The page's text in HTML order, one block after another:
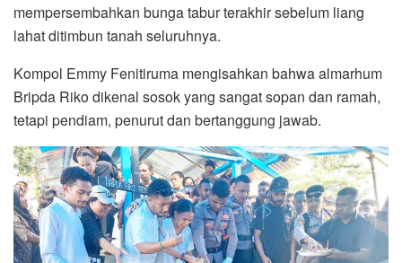
mempersembahkan bunga tabur terakhir sebelum liang
lahat ditimbun tanah seluruhnya.
Kompol Emmy Fenitiruma mengisahkan bahwa almarhum
Bripda Riko dikenal sosok yang sangat sopan dan ramah,
tetapi pendiam, penurut dan bertanggung jawab.